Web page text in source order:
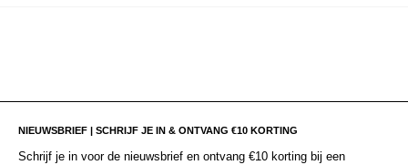
NIEUWSBRIEF | SCHRIJF JE IN & ONTVANG €10 KORTING
Schrijf je in voor de nieuwsbrief en ontvang €10 korting bij een